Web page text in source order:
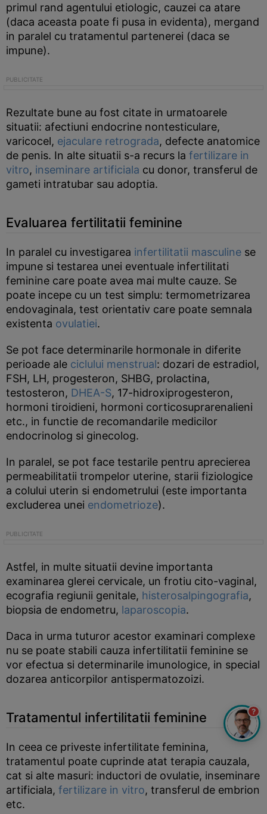
primul rand agentului etiologic, cauzei ca atare
(daca aceasta poate fi pusa in evidenta), mergand
in paralel cu tratamentul partenerei (daca se
impune).
Rezultate bune au fost citate in urmatoarele
situatii: afectiuni endocrine nontesticulare,
varicocel, ejaculare retrograda, defecte anatomice
de penis. In alte situatii s-a recurs la fertilizare in
vitro, inseminare artificiala cu donor, transferul de
gameti intratubar sau adoptia.
Evaluarea fertilitatii feminine
In paralel cu investigarea infertilitatii masculine se
impune si testarea unei eventuale infertilitati
feminine care poate avea mai multe cauze. Se
poate incepe cu un test simplu: termometrizarea
endovaginala, test orientativ care poate semnala
existenta ovulatiei.
Se pot face determinarile hormonale in diferite
perioade ale ciclului menstrual: dozari de estradiol,
FSH, LH, progesteron, SHBG, prolactina,
testosteron, DHEA-S, 17-hidroxiprogesteron,
hormoni tiroidieni, hormoni corticosuprarenalieni
etc., in functie de recomandarile medicilor
endocrinolog si ginecolog.
In paralel, se pot face testarile pentru aprecierea
permeabilitatii trompelor uterine, starii fiziologice
a colului uterin si endometrului (este importanta
excluderea unei endometrioze).
Astfel, in multe situatii devine importanta
examinarea glerei cervicale, un frotiu cito-vaginal,
ecografia regiunii genitale, histerosalpingografia,
biopsia de endometru, laparoscopia.
Daca in urma tuturor acestor examinari complexe
nu se poate stabili cauza infertilitatii feminine se
vor efectua si determinarile imunologice, in special
dozarea anticorpilor antispermatozoizi.
Tratamentul infertilitatii feminine
In ceea ce priveste infertilitate feminina,
tratamentul poate cuprinde atat terapia cauzala,
cat si alte masuri: inductori de ovulatie, inseminare
artificiala, fertilizare in vitro, transferul de embrion
etc.
?